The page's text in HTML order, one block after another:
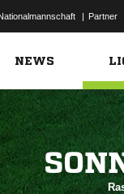
| Partner
NEWS